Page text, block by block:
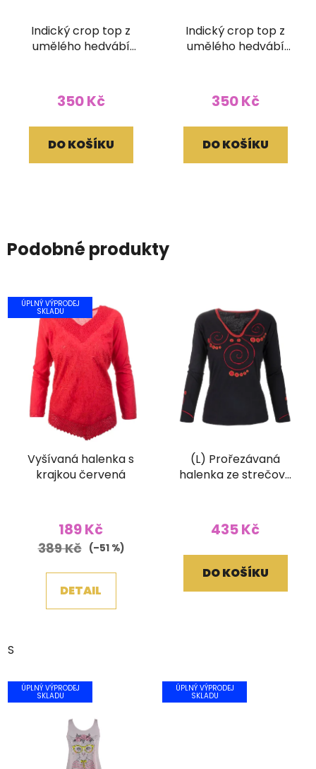
Indický crop top z
umělého hedvábí
350 Kč
DO KOŠÍKU
Indický crop top z
umělého hedvábí
350 Kč
DO KOŠÍKU
Podobné produkty
ÚPLNÝ VÝPRODEJ
SKLADU
Vyšívaná halenka s
krajkou červená
189 Kč
389 Kč (–51 %)
DETAIL
S
(L) Prořezávaná
halenka ze strečové
435 Kč
DO KOŠÍKU
ÚPLNÝ VÝPRODEJ
SKLADU
ÚPLNÝ VÝPRODEJ
SKLADU